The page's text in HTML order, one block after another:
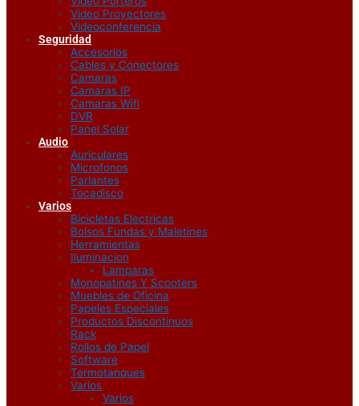
Video Proyectores
Videoconferencia
Seguridad
Accesorios
Cables y Conectores
Camaras
Camaras IP
Camaras Wifi
DVR
Panel Solar
Audio
Auriculares
Microfonos
Parlantes
Tocadisco
Varios
Bicicletas Electricas
Bolsos Fundas y Maletines
Herramientas
Iluminacion
Lamparas
Monopatines Y Scooters
Muebles de Oficina
Papeles Especiales
Productos Discontinuos
Rack
Rollos de Papel
Software
Termotanques
Varios
Varios